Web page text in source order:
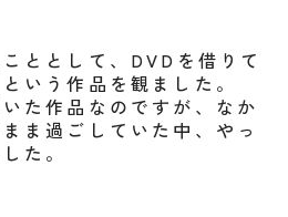
ととして、DVDを借りて
という作品を観ました。
た作品なのですが、なか
ま過ごしていた中、やっ
た。